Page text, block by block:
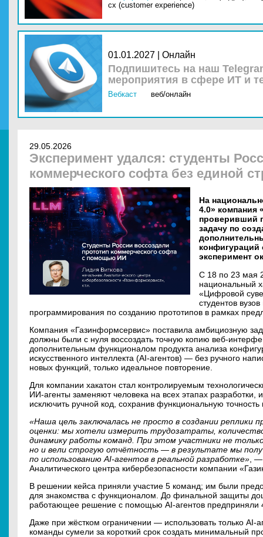
cx (customer experience)
01.01.2027 | Онлайн
Подпишитесь на наш
мероприятия в сфере ИТ и
Вебкаст веб/онлайн
29.05.2026
Эксперимент удался: студенты
коммерческого софта без единой
На
4.0» компания
проверивший
задачу по
конфигураций
эксперимент
С 18 по 23 мая
национальный
«Цифровой
студентов
программирования по созданию прототипов в рамках
Компания «Газинформсервис» поставила амбициозную
должны были с нуля воссоздать точную копию веб-
дополнительным функционалом продукта анализа
искусственного интеллекта (AI-агентов) — без ручного
новых функций, только идеальное повторение.
Для компании хакатон стал контролируемым
ИИ-агенты заменяют человека на всех этапах разработки,
исключить ручной код, сохранив функциональную точность
«Наша цель заключалась не просто в создании реплики
оценки: мы хотели измерить трудозатраты,
динамику работы команд. При этом участники не
но и вели строгую отчётность — в результате мы
по использованию AI-агентов в реальной разработке» ,
Аналитического центра кибербезопасности компании
В решении кейса приняли участие 5 команд; им были
для знакомства с функционалом. До финальной защиты
работающее решение с помощью AI-агентов предприняли
Даже при жёстком ограничении — использовать только AI-
команды сумели за короткий срок создать минимальный